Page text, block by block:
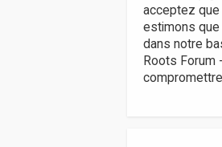
acceptez que
estimons
dans notre
Roots Forum